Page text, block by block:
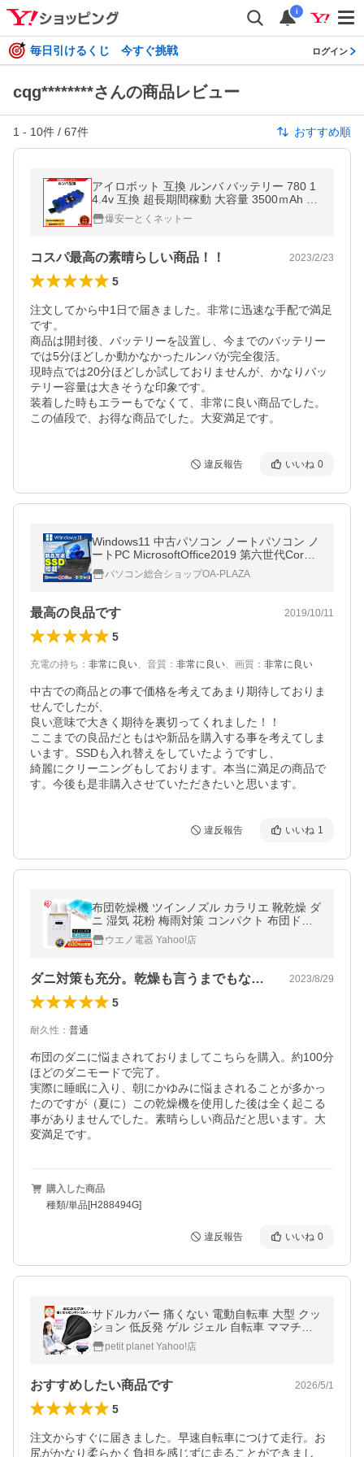
i
毎日引けるくじ 今すぐ挑戦 ログイン
cqg********さんの商品レビュー
1 - 10件 / 67件 おすすめ順
アイロボット 互換 ルンバ バッテリー 780 1
4.4v 互換 超長期間稼動 大容量 3500ｍAh ハ
イパワー 500 600 700 800 シリーズ 対応 交
換用 (rumba500)
爆安ーとくネットー
コスパ最高の素晴らしい商品！！ 2023/2/23
5
注文してから中1日で届きました。非常に迅速な手配で満足
です。
商品は開封後、バッテリーを設置し、今までのバッテリー
では5分ほどしか動かなかったルンバが完全復活。
現時点では20分ほどしか試しておりませんが、かなりバッ
テリー容量は大きそうな印象です。
装着した時もエラーもでなくて、非常に良い商品でした。
違反報告 いいね 0
Windows11 中古パソコン ノートパソコン ノ
ートPC MicrosoftOffice2019 第六世代Corei5
新品SSD256GB 8GBメモリ 15型 富士通 東
芝 NEC等 アウトレット
パソコン総合ショップOA-PLAZA
最高の良品です 2019/10/11
5
充電の持ち ： 非常に良い、 音質 ： 非常に良い、 画質 ： 非常に良い
中古での商品との事で価格を考えてあまり期待しておりま
せんでしたが、
良い意味で大きく期待を裏切ってくれました！！
ここまでの良品だともはや新品を購入する事を考えてしま
います。SSDも入れ替えをしていたようですし、
綺麗にクリーニングもしております。本当に満足の商品で
す。今後も是非購入させていただきたいと思います。
違反報告 いいね 1
布団乾燥機 ツインノズル カラリエ 靴乾燥 ダ
ニ 湿気 花粉 梅雨対策 コンパクト 布団ドラ
イヤー FK-W2 アイリスオーヤマ
ウエノ電器 Yahoo!店
ダニ対策も充分。乾燥も言うまでもなく優秀 2023/8/29
5
耐久性 ： 普通
布団のダニに悩まされておりましてこちらを購入。約100分
ほどのダニモードで完了。
実際に睡眠に入り、朝にかゆみに悩まされることが多かっ
たのですが（夏に）この乾燥機を使用した後は全く起こる
事がありませんでした。素晴らしい商品だと思います。大
変満足です。
購入した商品
種類/単品[H288494G]
違反報告 いいね 0
サドルカバー 痛くない 電動自転車 大型 クッ
ション 低反発 ゲル ジェル 自転車 ママチャ
リ 防水カバー付 柔らかい 衝撃吸収 シティサ
イクル エアロバイク 通学
petit planet Yahoo!店
おすすめしたい商品です 2026/5/1
5
注文からすぐに届きました。早速自転車につけて走行。お
尻がかなり柔らかく負担を感じずに走ることができまし